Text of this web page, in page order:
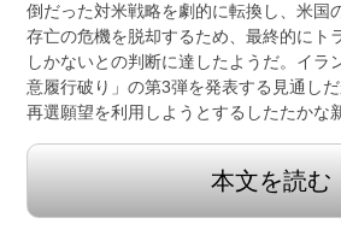
倒だった対米戦略を劇的に転換し、米国
存亡の危機を脱却するため、最終的にト
しかないとの判断に達したようだ。イラ
意履行破り」の第3弾を発表する見通し
再選願望を利用しようとするしたたかな
本文を読む